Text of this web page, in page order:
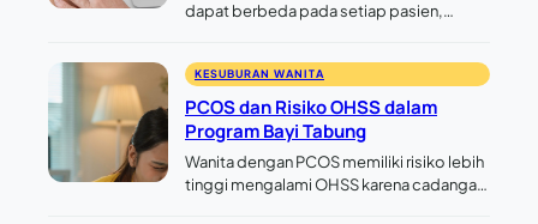
dapat berbeda pada setiap pasien,
laparotomi karena perbedaan ukuran
sayatan serta tingkat tindakan operasi.
Lama…
KESUBURAN WANITA
PCOS dan Risiko OHSS dalam
Program Bayi Tabung
Wanita dengan PCOS memiliki risiko lebih
tinggi mengalami OHSS karena cadangan